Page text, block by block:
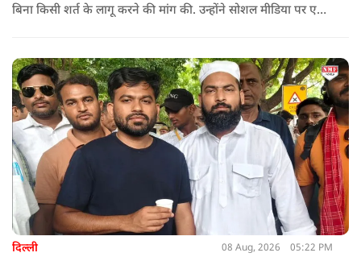
बिना किसी शर्त के लागू करने की मांग की. उन्होंने सोशल मीडिया पर एक
दिल्ली 08 Aug, 2026 05:22 PM